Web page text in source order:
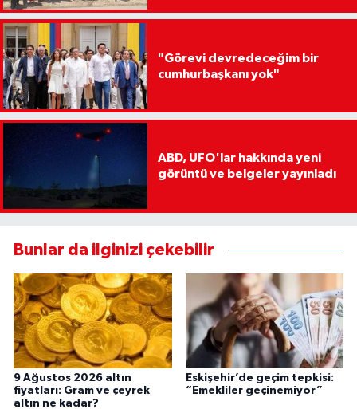
"Görevi devredeceğim bir
cumhurbaşkanı yok"
ABD, UFO'lar hakkında yeni
görüntü ve belgeler yayınladı
Bunlar da ilginizi çekebilir
9 Ağustos 2026 altın
fiyatları: Gram ve çeyrek
altın ne kadar?
Eskişehir’de geçim tepkisi:
“Emekliler geçinemiyor”